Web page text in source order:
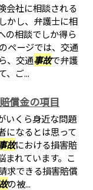
会社に相談される
かし、弁護士に相
の相談でしか得ら
ページでは、交通
、交通事故で弁護
、ご...
償金の項目
いくら身近な問題
になるとは思って
故における損害賠
まれています。こ
求できる損害賠償
の被...